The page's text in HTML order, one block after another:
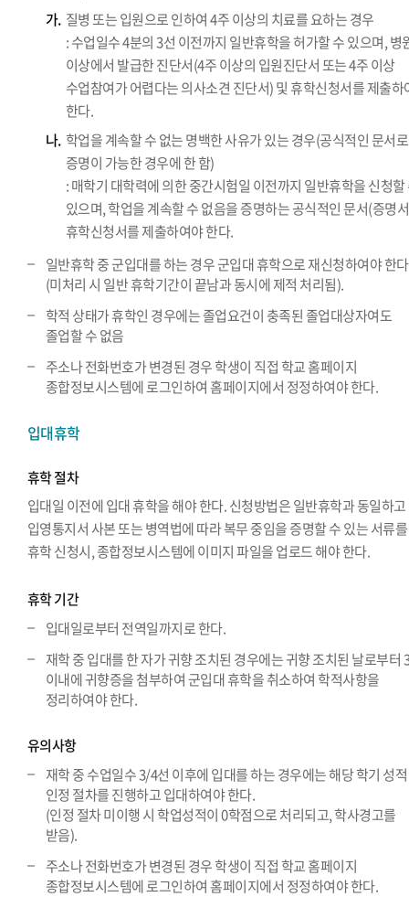
가. 질병 또는 입원으로 인하여 4주 이상의 치료를 요하는 경우
: 수업일수 4분의 3선 이전까지 일반휴학을 허가할 수 있으며, 병
이상에서 발급한 진단서(4주 이상의 입원진단서 또는 4주 이상
수업참여가 어렵다는 의사소견 진단서) 및 휴학신청서를 제출하
한다.
나. 학업을 계속할 수 없는 명백한 사유가 있는 경우(공식적인 문서로
증명이 가능한 경우에 한 함)
: 매학기 대학력에 의한 중간시험일 이전까지 일반휴학을 신청할
있으며, 학업을 계속할 수 없음을 증명하는 공식적인 문서(증명
휴학신청서를 제출하여야 한다.
일반휴학 중 군입대를 하는 경우 군입대 휴학으로 재신청하여야 한
(미처리 시 일반 휴학기간이 끝남과 동시에 제적 처리됨).
학적 상태가 휴학인 경우에는 졸업요건이 충족된 졸업대상자여도
졸업할 수 없음
주소나 전화번호가 변경된 경우 학생이 직접 학교 홈페이지
종합정보시스템에 로그인하여 홈페이지에서 정정하여야 한다.
입대휴학
휴학 절차
입대일 이전에 입대 휴학을 해야 한다. 신청방법은 일반휴학과 동일하고
입영통지서 사본 또는 병역법에 따라 복무 중임을 증명할 수 있는 서류를
휴학 신청시, 종합정보시스템에 이미지 파일을 업로드 해야 한다.
휴학 기간
입대일로부터 전역일까지로 한다.
재학 중 입대를 한 자가 귀향 조치된 경우에는 귀향 조치된 날로부터
이내에 귀향증을 첨부하여 군입대 휴학을 취소하여 학적사항을
정리하여야 한다.
유의사항
재학 중 수업일수 3/4선 이후에 입대를 하는 경우에는 해당 학기 성적
인정 절차를 진행하고 입대하여야 한다.
(인정 절차 미이행 시 학업성적이 0학점으로 처리되고, 학사경고를
받음).
주소나 전화번호가 변경된 경우 학생이 직접 학교 홈페이지
종합정보시스템에 로그인하여 홈페이지에서 정정하여야 한다.